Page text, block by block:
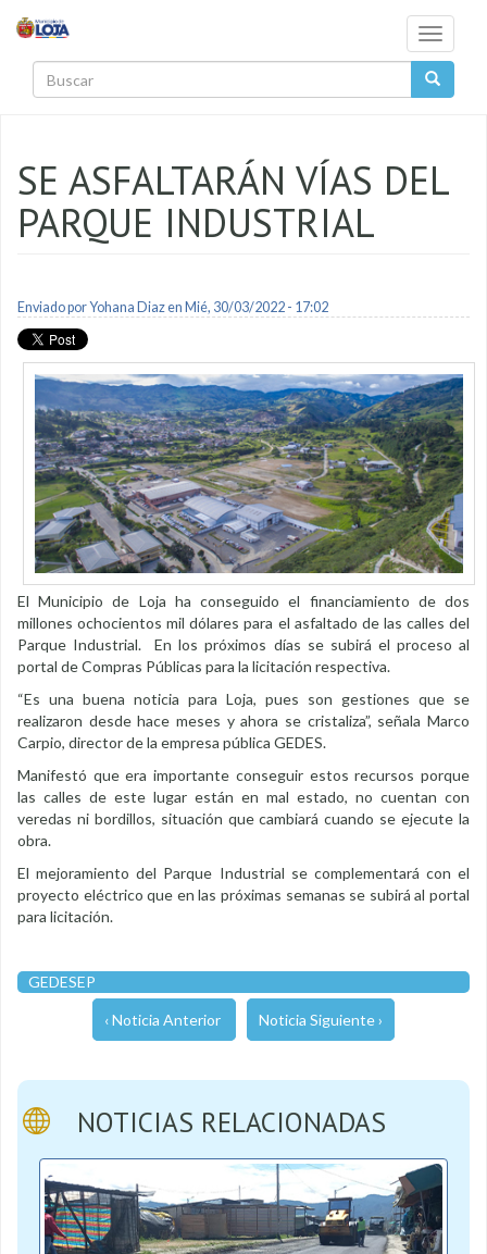
Toggle
SE ASFALTARÁN VÍAS DEL
PARQUE INDUSTRIAL
Enviado porYohana Diazen Mié, 30/03/2022 - 17:02
El Municipio de Loja ha conseguido el financiamiento de dos
millones ochocientos mil dólares para el asfaltado de las calles del
Parque Industrial. En los próximos días se subirá el proceso al
portal de Compras Públicas para la licitación respectiva.
“Es una buena noticia para Loja, pues son gestiones que se
realizaron desde hace meses y ahora se cristaliza”, señala Marco
Carpio, director de la empresa pública GEDES.
Manifestó que era importante conseguir estos recursos porque
las calles de este lugar están en mal estado, no cuentan con
veredas ni bordillos, situación que cambiará cuando se ejecute la
obra.
El mejoramiento del Parque Industrial se complementará con el
proyecto eléctrico que en las próximas semanas se subirá al portal
para licitación.
GEDESEP
‹ Noticia Anterior Noticia Siguiente ›
NOTICIAS RELACIONADAS